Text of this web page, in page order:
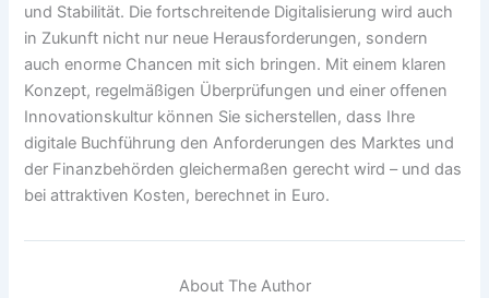
und Stabilität. Die fortschreitende Digitalisierung wird auch
in Zukunft nicht nur neue Herausforderungen, sondern
auch enorme Chancen mit sich bringen. Mit einem klaren
Konzept, regelmäßigen Überprüfungen und einer offenen
Innovationskultur können Sie sicherstellen, dass Ihre
digitale Buchführung den Anforderungen des Marktes und
der Finanzbehörden gleichermaßen gerecht wird – und das
bei attraktiven Kosten, berechnet in Euro.
About The Author